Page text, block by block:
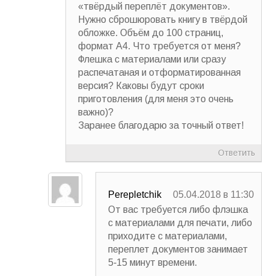
«твёрдый переплёт документов».
Нужно сброшюровать книгу в твёрдой
обложке. Объём до 100 страниц,
формат А4. Что требуется от меня?
Флешка с материалами или сразу
распечатаная и отформатированная
версия? Каковы будут сроки
приготовления (для меня это очень
важно)?
Заранее благодарю за точный ответ!
Ответить
Perepletchik
05.04.2018 в 11:30
От вас требуется либо флэшка
с материалами для печати, либо
приходите с материалами,
переплет документов занимает
5-15 минут времени.